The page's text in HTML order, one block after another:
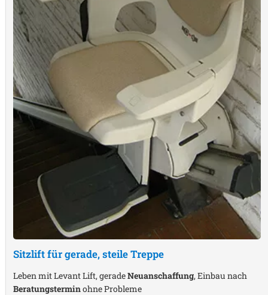
Sitzlift für gerade, steile Treppe
Leben mit Levant Lift, geradeNeuanschaffung, Einbau nach
Beratungsterminohne Probleme